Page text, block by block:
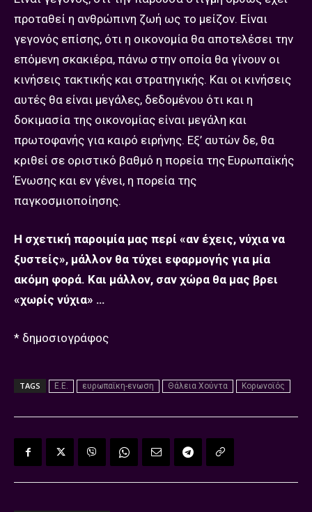
προταθεί η ανθρώπινη ζωή ως το μείζον. Είναι
γεγονός επίσης, ότι η οικονομία θα αποτελέσει την
επόμενη σκακιέρα, πάνω στην οποία θα γίνουν οι
κινήσεις τακτικής και στρατηγικής. Και οι κινήσεις
αυτές θα είναι μεγάλες, δεδομένου ότι και η
δοκιμασία της οικονομίας είναι μεγάλη και
πρωτοφανής για καιρό ειρήνης. Εξ’ αυτών δε, θα
κριθεί σε οριστικό βαθμό η πορεία της Ευρωπαϊκής
Ένωσης και εν γένει, η πορεία της
παγκοσμιοποίησης.
Η σχετική παροιμία μας περί «αν έχεις, νύχια να
ξυστείς», μάλλον θα τύχει εφαρμογής για μία
ακόμη φορά. Και μάλλον, σαν χώρα θα μας βρει
«χωρίς νύχια» …
* δημοσιογράφος
TAGS Ε.Ε. ευρωπαϊκη-ενωση Θάλεια Χούντα Κορωνοϊός